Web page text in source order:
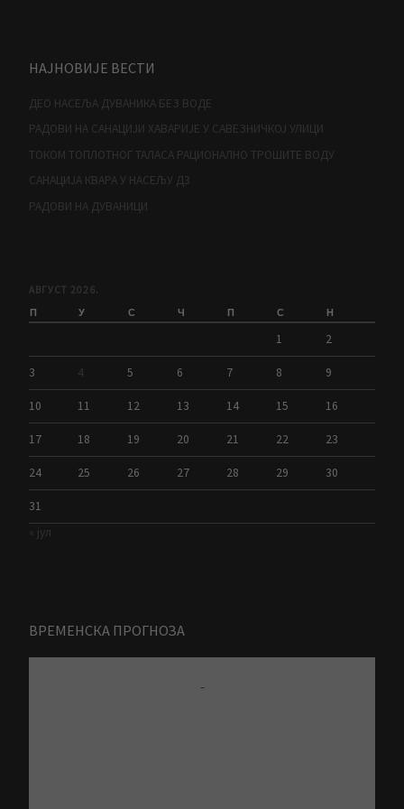
НАЈНОВИЈЕ ВЕСТИ
ДЕО НАСЕЉА ДУВАНИКА БЕЗ ВОДЕ
РАДОВИ НА САНАЦИЈИ ХАВАРИЈЕ У САВЕЗНИЧКОЈ УЛИЦИ
ТОКОМ ТОПЛОТНОГ ТАЛАСА РАЦИОНАЛНО ТРОШИТЕ ВОДУ
САНАЦИЈА КВАРА У НАСЕЉУ Д3
РАДОВИ НА ДУВАНИЦИ
АВГУСТ 2026.
П У С Ч П С Н
1 2
3 4 5 6 7 8 9
10 11 12 13 14 15 16
17 18 19 20 21 22 23
24 25 26 27 28 29 30
31
« јул
ВРЕМЕНСКА ПРОГНОЗА
-